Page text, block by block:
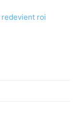
roi